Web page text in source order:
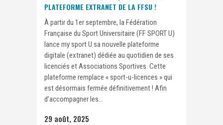
PLATEFORME EXTRANET DE LA FFSU !
À partir du 1er septembre, la Fédération
Française du Sport Universitaire (FF SPORT U)
lance my sport U sa nouvelle plateforme
digitale (extranet) dédiée au quotidien de ses
licenciés et Associations Sportives. Cette
plateforme remplace « sport-u-licences » qui
est désormais fermée définitivement ! Afin
d’accompagner les...
29 août, 2025